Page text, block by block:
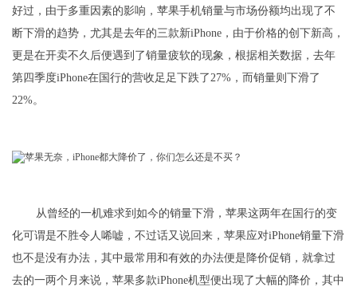
好过，由于多重因素的影响，苹果手机销量与市场份额均出现了不
断下滑的趋势，尤其是去年的三款新iPhone，由于价格的创下新高，
更是在开卖不久后便遇到了销量疲软的现象，根据相关数据，去年
第四季度iPhone在国行的营收足足下跌了27%，而销量则下滑了
22%。
从曾经的一机难求到如今的销量下滑，苹果这两年在国行的变
化可谓是不胜令人唏嘘，不过话又说回来，苹果应对iPhone销量下滑
也不是没有办法，其中最常用和有效的办法便是降价促销，就拿过
去的一两个月来说，苹果多款iPhone机型便出现了大幅的降价，其中